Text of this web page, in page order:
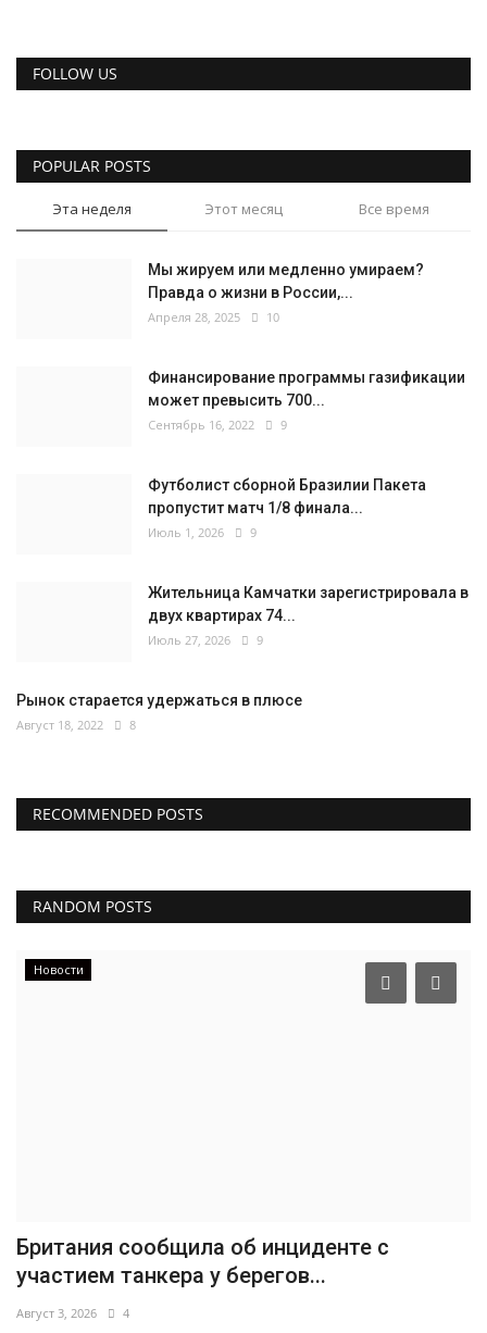
FOLLOW US
POPULAR POSTS
Эта неделя Этот месяц Все время
Мы жируем или медленно умираем?
Правда о жизни в России,...
Апреля 28, 2025 10
Финансирование программы газификации
может превысить 700...
Сентябрь 16, 2022 9
Футболист сборной Бразилии Пакета
пропустит матч 1/8 финала...
Июль 1, 2026 9
Жительница Камчатки зарегистрировала в
двух квартирах 74...
Июль 27, 2026 9
Рынок старается удержаться в плюсе
Август 18, 2022 8
RECOMMENDED POSTS
RANDOM POSTS
Новости
Британия сообщила об инциденте с
участием танкера у берегов...
Август 3, 2026 4